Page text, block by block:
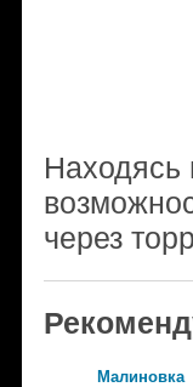
Находясь
через
Малиновка